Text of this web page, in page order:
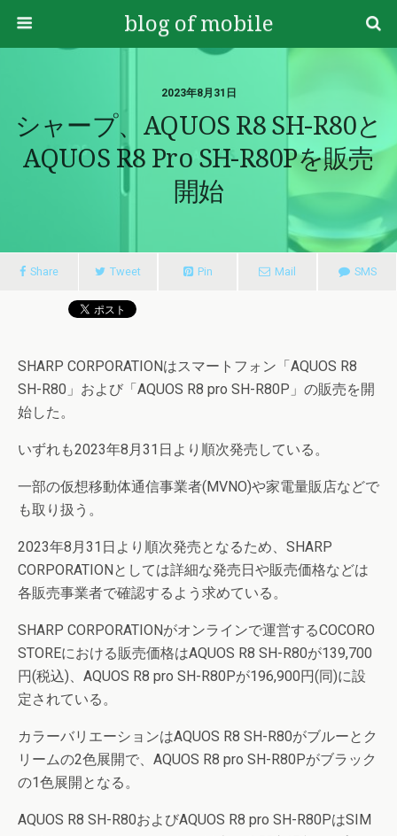
blog of mobile
2023年8月31日
シャープ、AQUOS R8 SH-R80と
AQUOS R8 Pro SH-R80Pを販売
開始
Share Tweet Pin Mail SMS
SHARP CORPORATIONはスマートフォン「AQUOS R8
SH-R80」および「AQUOS R8 pro SH-R80P」の販売を開
始した。
いずれも2023年8月31日より順次発売している。
一部の仮想移動体通信事業者(MVNO)や家電量販店などで
も取り扱う。
2023年8月31日より順次発売となるため、SHARP
CORPORATIONとしては詳細な発売日や販売価格などは
各販売事業者で確認するよう求めている。
SHARP CORPORATIONがオンラインで運営するCOCORO
STOREにおける販売価格はAQUOS R8 SH-R80が139,700
円(税込)、AQUOS R8 pro SH-R80Pが196,900円(同)に設
定されている。
カラーバリエーションはAQUOS R8 SH-R80がブルーとク
リームの2色展開で、AQUOS R8 pro SH-R80Pがブラック
の1色展開となる。
AQUOS R8 SH-R80およびAQUOS R8 pro SH-R80PはSIM